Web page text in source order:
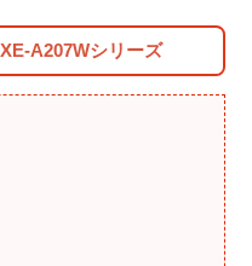
A207Wシリーズ